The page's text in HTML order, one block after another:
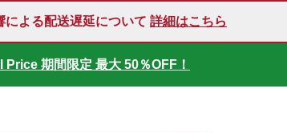
よる配送遅延について 詳細はこちら
期間限定 最大 50％OFF！
SALE 好評開催中！